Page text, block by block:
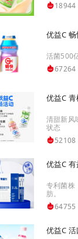
18944
优益C
活菌500
67264
优益C
清甜新风
状态
52108
优益C
专利菌株
肪。
64755
优益C